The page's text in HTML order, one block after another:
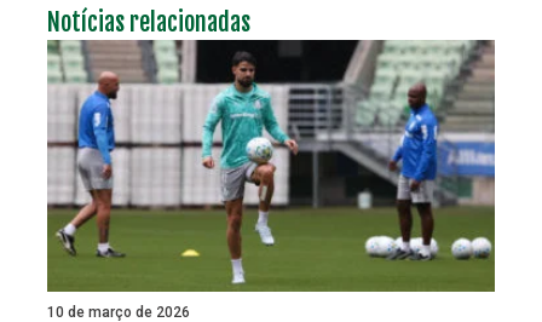
Notícias relacionadas
10 de março de 2026